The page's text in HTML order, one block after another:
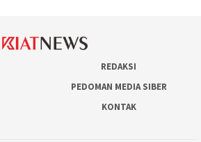
REDAKSI
PEDOMAN MEDIA SIBER
KONTAK